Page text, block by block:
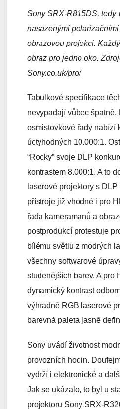
Sony SRX-R815DS, tedy
nasazenými polarizačními
obrazovou projekci.
obraz pro jedno oko.
Sony.co.uk/pro/
Tabulkové specifikace
nevypadají vůbec špatně.
osmistovkové řady nabízí
úctyhodných 10.000:1.
“Rocky” svoje DLP
kontrastem 8.000:1. A to
laserové projektory s
přístroje již vhodné i pro
řada kameramanů a
postprodukcí protestuje
bílému světlu z modrých
všechny softwarové
studenějších barev. A pro
dynamický kontrast
výhradně RGB laserové
barevná paleta jasně
Sony uvádí životnost
provozních hodin.
vydrží i elektronické a
Jak se ukázalo, to byl u
projektoru Sony SRX-